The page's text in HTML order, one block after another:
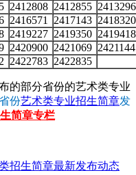
2412808 2412855 2413296
2416571 2417143 2418320
2419227 2419350 2419418
2420900 2421069 2421144
2422783 2422835
的部分省份的艺术类专业
份艺术类专业招生简章发
简章专栏
招生简章最新发布动态